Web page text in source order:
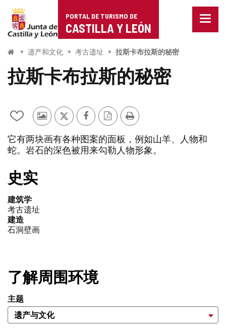
Portal
de
Turismo
de
Castilla
León
PORTAL DE TURISMO DE
CASTILLA Y LEÓN
菜
开
遗产和文化 考古遗址 拉斯卡布拉斯的秘密
拉斯卡布拉斯的秘密
从
的
笔
本
中
加/
删
除
其
游
客
推
Facebook
PDF
本
打
它有两块画有各种图案的面板，例如山羊、人物和
蛇。岩石的深色被用来勾勒人物形象。
史实
建筑学
考古遗址
建造
石洞壁画
了解周围环境
主题